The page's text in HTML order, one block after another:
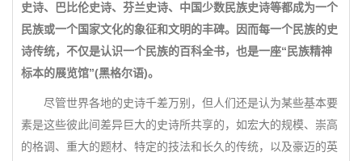
史诗、巴比伦史诗、芬兰史诗、中国少数民族史诗等都成为一个
民族或一个国家文化的象征和文明的丰碑。因而每一个民族的史
诗传统，不仅是认识一个民族的百科全书，也是一座“民族精神
标本的展览馆”(黑格尔语)。
尽管世界各地的史诗千差万别，但人们还是认为某些基本要
素是这些彼此间差异巨大的史诗所共享的，如宏大的规模、崇高
的格调、重大的题材、特定的技法和长久的传统，以及豪迈的英